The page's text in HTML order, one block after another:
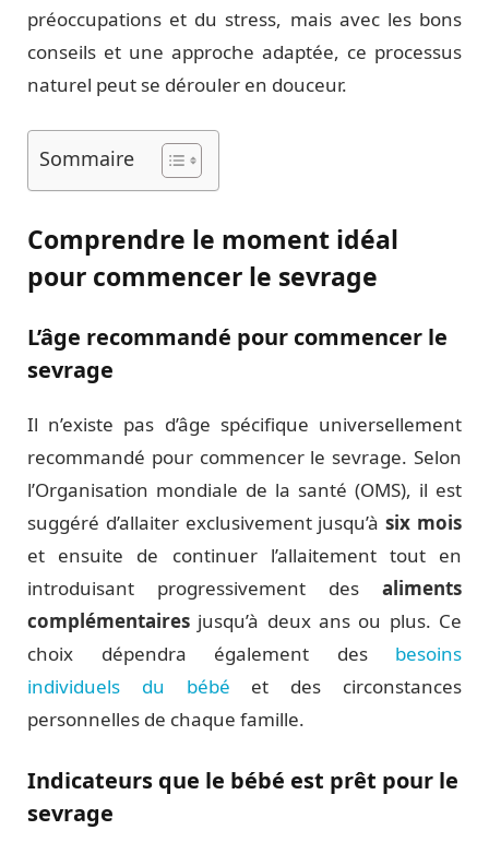
préoccupations et du stress, mais avec les bons
conseils et une approche adaptée, ce processus
naturel peut se dérouler en douceur.
Sommaire
Comprendre le moment idéal
pour commencer le sevrage
L’âge recommandé pour commencer le
sevrage
Il n’existe pas d’âge spécifique universellement
recommandé pour commencer le sevrage. Selon
l’Organisation mondiale de la santé (OMS), il est
suggéré d’allaiter exclusivement jusqu’àsix mois
et ensuite de continuer l’allaitement tout en
introduisant progressivement des aliments
complémentaires jusqu’à deux ans ou plus. Ce
choix dépendra également des besoins
individuels du bébé et des circonstances
personnelles de chaque famille.
Indicateurs que le bébé est prêt pour le
sevrage